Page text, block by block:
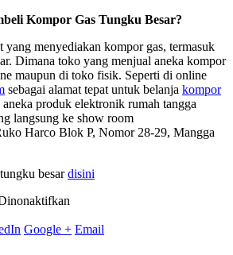
Kompor Gas Tungku Besar?
yang menyediakan kompor gas, termasuk
Dimana toko yang menjual aneka kompor
maupun di toko fisik. Seperti di online
sebagai alamat tepat untuk belanja kompor
aneka produk elektronik rumah tangga
langsung ke show room
Harco Blok P, Nomor 28-29, Mangga
besardisini
Gas
Google + Email